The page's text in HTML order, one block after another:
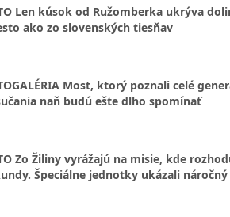
Len kúsok od Ružomberka ukrýva
ako zo slovenských tiesňav
Most, ktorý poznali celé
naň budú ešte dlho spomínať
Zo Žiliny vyrážajú na misie, kde
Špeciálne jednotky ukázali